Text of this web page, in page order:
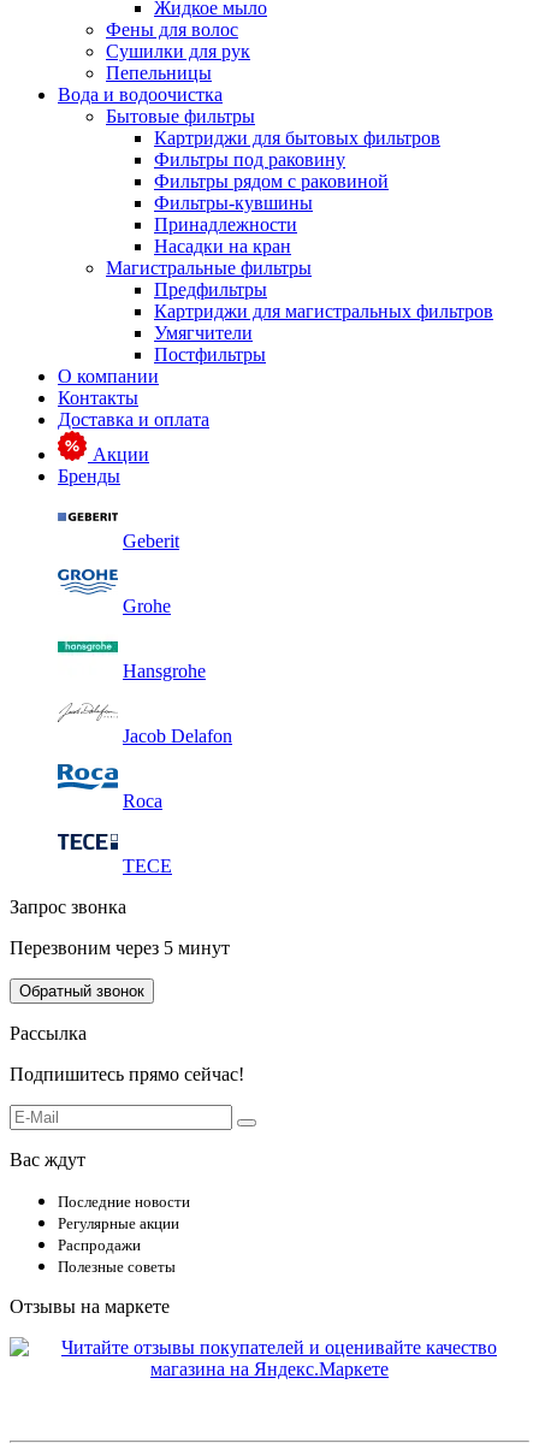
Жидкое мыло
Фены для волос
Сушилки для рук
Пепельницы
Вода и водоочистка
Бытовые фильтры
Картриджи для бытовых фильтров
Фильтры под раковину
Фильтры рядом с раковиной
Фильтры-кувшины
Принадлежности
Насадки на кран
Магистральные фильтры
Предфильтры
Картриджи для магистральных фильтров
Умягчители
Постфильтры
О компании
Контакты
Доставка и оплата
Акции
Бренды
Geberit
Grohe
Hansgrohe
Jacob Delafon
Roca
TECE
Запрос звонка
Перезвоним через 5 минут
Обратный звонок
Рассылка
Подпишитесь прямо сейчас!
Вас ждут
Последние новости
Регулярные акции
Распродажи
Полезные советы
Отзывы на маркете